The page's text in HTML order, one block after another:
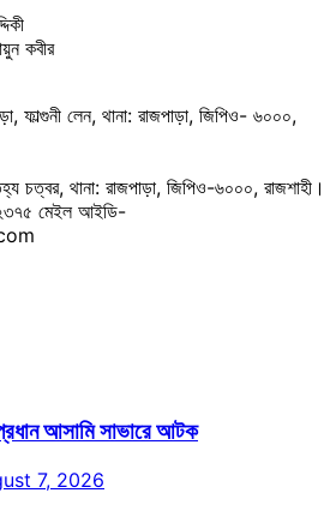
কবীর
ফাল্গুনী লেন, থানা: রাজপাড়া, জিপিও- ৬০০০,
চত্বর, থানা: রাজপাড়া, জিপিও-৬০০০, রাজশাহী।
মেইল আইডি-
আসামি সাভারে আটক
7, 2026